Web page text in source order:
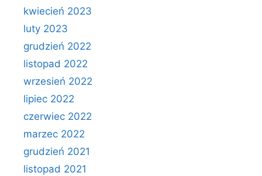
kwiecień 2023
luty 2023
grudzień 2022
listopad 2022
wrzesień 2022
lipiec 2022
czerwiec 2022
marzec 2022
grudzień 2021
listopad 2021